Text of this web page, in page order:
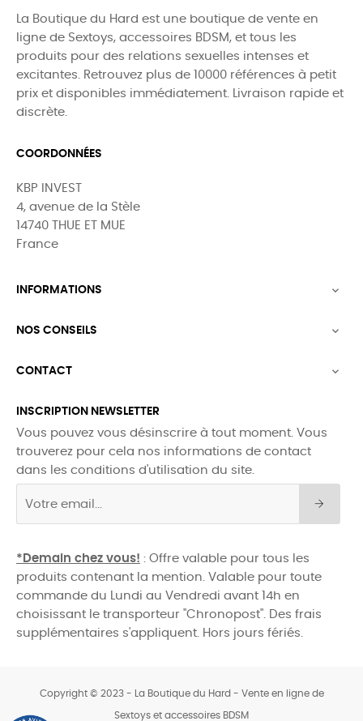
La Boutique du Hard est une boutique de vente en
ligne de Sextoys, accessoires BDSM, et tous les
produits pour des relations sexuelles intenses et
excitantes. Retrouvez plus de 10000 références à petit
prix et disponibles immédiatement. Livraison rapide et
discrète.
COORDONNÉES
KBP INVEST
4, avenue de la Stèle
14740 THUE ET MUE
France
INFORMATIONS 
NOS CONSEILS 
CONTACT 
INSCRIPTION NEWSLETTER
Vous pouvez vous désinscrire à tout moment. Vous
trouverez pour cela nos informations de contact
dans les conditions d'utilisation du site.
*Demain chez vous! : Offre valable pour tous les
produits contenant la mention. Valable pour toute
commande du Lundi au Vendredi avant 14h en
choisissant le transporteur "Chronopost". Des frais
supplémentaires s'appliquent. Hors jours fériés.
Copyright © 2023 - La Boutique du Hard - Vente en ligne de
Sextoys et accessoires BDSM